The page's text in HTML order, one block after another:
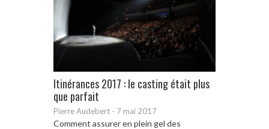
Itinérances 2017 : le casting était plus
que parfait
Pierre Audebert - 7 mai 2017
Comment assurer en plein gel des